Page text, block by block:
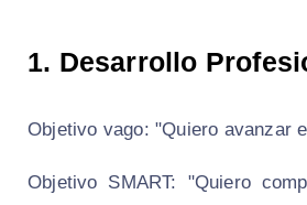
1. Desarrollo
Objetivo vago: "Quiero avanzar
Objetivo SMART: "Quiero